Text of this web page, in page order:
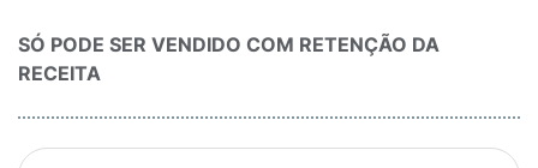
SÓ PODE SER VENDIDO COM RETENÇÃO DA
RECEITA